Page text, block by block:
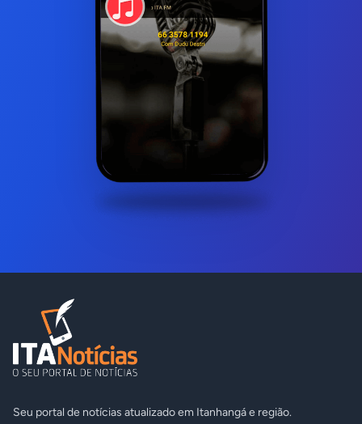
Seu portal de notícias atualizado em Itanhangá e região.